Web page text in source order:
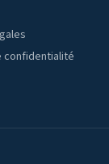
confidentialité